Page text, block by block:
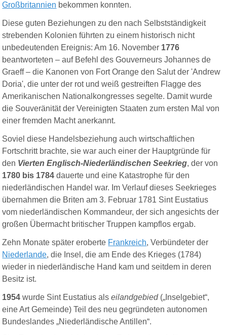
Großbritannien bekommen konnten.
Diese guten Beziehungen zu den nach Selbstständigkeit
strebenden Kolonien führten zu einem historisch nicht
unbedeutenden Ereignis: Am 16. November 1776
beantworteten – auf Befehl des Gouverneurs Johannes de
Graeff – die Kanonen von Fort Orange den Salut der 'Andrew
Doria', die unter der rot und weiß gestreiften Flagge des
Amerikanischen Nationalkongresses segelte. Damit wurde
die Souveränität der Vereinigten Staaten zum ersten Mal von
einer fremden Macht anerkannt.
Soviel diese Handelsbeziehung auch wirtschaftlichen
Fortschritt brachte, sie war auch einer der Hauptgründe für
den Vierten Englisch-Niederländischen Seekrieg, der von
1780 bis 1784 dauerte und eine Katastrophe für den
niederländischen Handel war. Im Verlauf dieses Seekrieges
übernahmen die Briten am 3. Februar 1781 Sint Eustatius
vom niederländischen Kommandeur, der sich angesichts der
großen Übermacht britischer Truppen kampflos ergab.
Zehn Monate später eroberte Frankreich, Verbündeter der
Niederlande, die Insel, die am Ende des Krieges (1784)
wieder in niederländische Hand kam und seitdem in deren
Besitz ist.
1954 wurde Sint Eustatius alseilandgebied(„Inselgebiet“,
eine Art Gemeinde) Teil des neu gegründeten autonomen
Bundeslandes „Niederländische Antillen“.